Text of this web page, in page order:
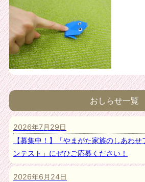
おしらせ一覧
2026年7月29日
【募集中！】「やまがた家族のしあわ
ンテスト」にぜひご応募ください！
2026年6月24日